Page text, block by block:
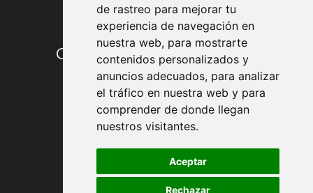
de rastreo para mejorar tu
experiencia de navegación en
nuestra web, para mostrarte
contenidos personalizados y
anuncios adecuados, para analizar
el tráfico en nuestra web y para
comprender de donde llegan
nuestros visitantes.
Aceptar
Rechazar
Condiciones de contratación
Envío y entrega
Devoluciones
Formas de pago